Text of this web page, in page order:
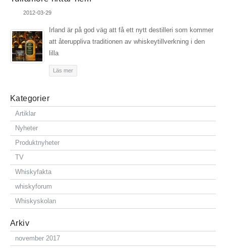
2012-03-29
Irland är på god väg att få ett nytt destilleri som kommer
att återuppliva traditionen av whiskeytillverkning i den
lilla
Läs mer
Kategorier
Artiklar
Nyheter
Produktnyheter
TV
Whiskyfakta
whiskyforum
Whiskyskolan
Arkiv
november 2017